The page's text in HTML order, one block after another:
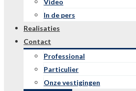
Video
In de pers
Realisaties
Contact
Professional
Particulier
Onze vestigingen